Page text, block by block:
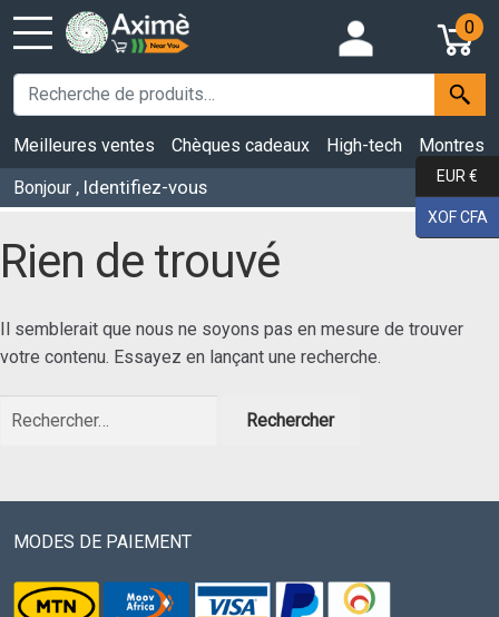
0
Meilleures ventes Chèques cadeaux High-tech
Montres
Bonjour , Identifiez-vous
Rien de trouvé
Il semblerait que nous ne soyons pas en mesure de trouver
votre contenu. Essayez en lançant une recherche.
Rechercher :
MODES DE PAIEMENT
EUR €
XOF CFA